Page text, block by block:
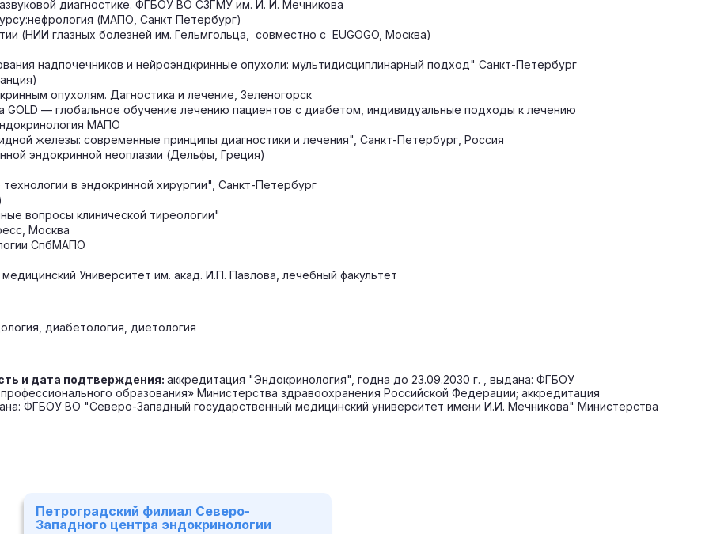
диагностике. ФГБОУ ВО СЗГМУ им. И. И. Мечникова
(МАПО, Санкт Петербург)
(НИИ глазных болезней им. Гельмгольца, совместно с EUGOGO, Москва)
надпочечников и нейроэндкринные опухоли: мультидисциплинарный подход" Санкт-Петербург
опухолям. Дагностика и лечение, Зеленогорск
GOLD — глобальное обучение лечению пациентов с диабетом, индивидуальные подходы к лечению
МАПО
железы: современные принципы диагностики и лечения", Санкт-Петербург, Россия
эндокринной неоплазии (Дельфы, Греция)
в эндокринной хирургии", Санкт-Петербург
вопросы клинической тиреологии"
Москва
СпбМАПО
Университет им. акад. И.П. Павлова, лечебный факультет
диабетология, диетология
и дата подтверждения: аккредитация "Эндокринология", годна до 23.09.2030 г. , выдана: ФГБОУ
образования» Министерства здравоохранения Российской Федерации; аккредитация
ФГБОУ ВО "Северо-Западный государственный медицинский университет имени И.И. Мечникова" Министерства
Петроградский филиал Северо-
Западного центра эндокринологии